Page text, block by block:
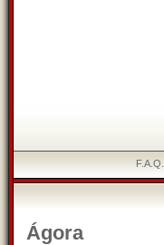
F.A.Q.
Ágora